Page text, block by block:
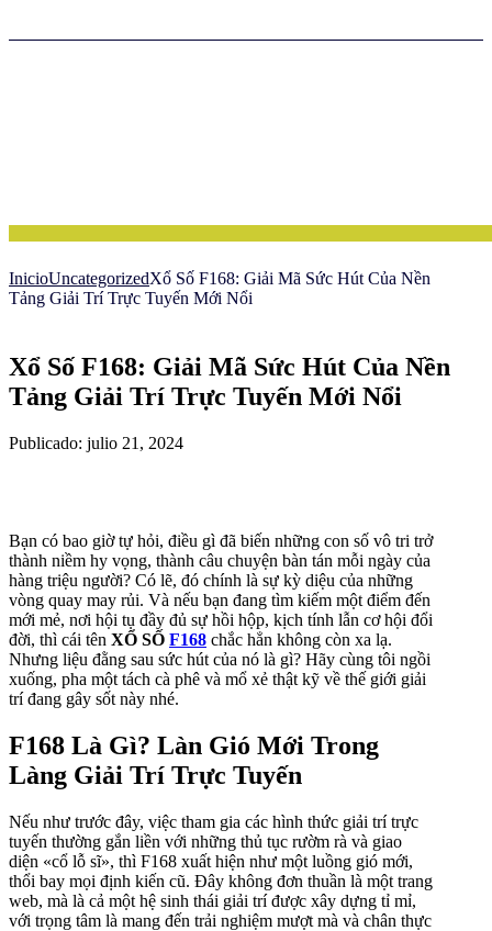
InicioUncategorizedXổ Số F168: Giải Mã Sức Hút Của Nền
Tảng Giải Trí Trực Tuyến Mới Nổi
Xổ Số F168: Giải Mã Sức Hút Của Nền
Tảng Giải Trí Trực Tuyến Mới Nổi
Publicado: julio 21, 2024
Bạn có bao giờ tự hỏi, điều gì đã biến những con số vô tri trở
thành niềm hy vọng, thành câu chuyện bàn tán mỗi ngày của
hàng triệu người? Có lẽ, đó chính là sự kỳ diệu của những
vòng quay may rủi. Và nếu bạn đang tìm kiếm một điểm đến
mới mẻ, nơi hội tụ đầy đủ sự hồi hộp, kịch tính lẫn cơ hội đổi
đời, thì cái tên XỔ SỐ F168 chắc hẳn không còn xa lạ.
Nhưng liệu đằng sau sức hút của nó là gì? Hãy cùng tôi ngồi
xuống, pha một tách cà phê và mổ xẻ thật kỹ về thế giới giải
trí đang gây sốt này nhé.
F168 Là Gì? Làn Gió Mới Trong
Làng Giải Trí Trực Tuyến
Nếu như trước đây, việc tham gia các hình thức giải trí trực
tuyến thường gắn liền với những thủ tục rườm rà và giao
diện «cổ lỗ sĩ», thì F168 xuất hiện như một luồng gió mới,
thổi bay mọi định kiến cũ. Đây không đơn thuần là một trang
web, mà là cả một hệ sinh thái giải trí được xây dựng tỉ mỉ,
với trọng tâm là mang đến trải nghiệm mượt mà và chân thực